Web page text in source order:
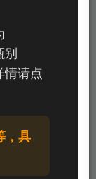
显张扬，推门
光线柔和得恰
青瓷花瓶，一
生早已在茶席
五湖四海，彼
别
请点
，具